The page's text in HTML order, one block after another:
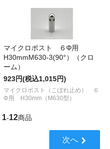
マイクロポスト ６Φ用
H30mmM630-3(90°）（クロ
ーム）
923円(税込1,015円)
マイクロポスト（こぼれ止め） ６
Φ用 H30mm（M630型）
1-12商品
次へ